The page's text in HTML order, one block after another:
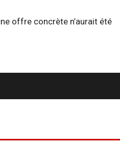
offre concrète n’aurait été